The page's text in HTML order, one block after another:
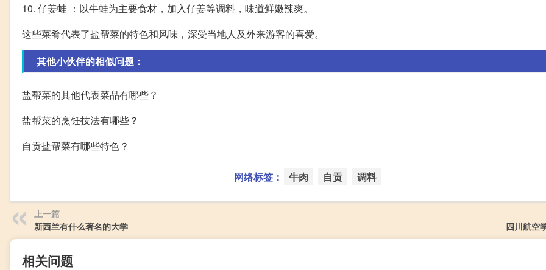
10. 仔姜蛙 ：以牛蛙为主要食材，加入仔姜等调料，味道鲜嫩辣爽。
这些菜肴代表了盐帮菜的特色和风味，深受当地人及外来游客的喜爱。
其他小伙伴的相似问题：
盐帮菜的其他代表菜品有哪些？
盐帮菜的烹饪技法有哪些？
自贡盐帮菜有哪些特色？
网络标签： 牛肉 自贡 调料
上一篇
新西兰有什么著名的大学
四川航空
相关问题